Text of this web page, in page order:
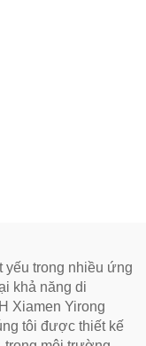
yếu trong nhiều ứng
khả năng di
Xiamen Yirong
tôi được thiết kế